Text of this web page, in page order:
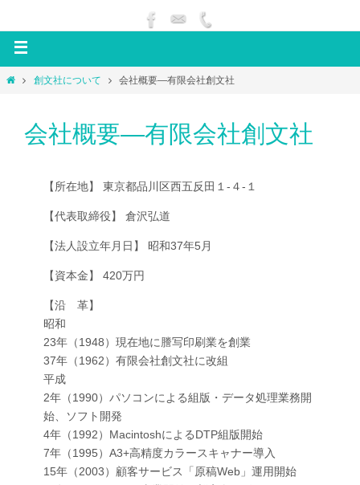
創文社について 会社概要―有限会社創文社
会社概要―有限会社創文社
【所在地】 東京都品川区西五反田１-４-１
【代表取締役】 倉沢弘道
【法人設立年月日】 昭和37年5月
【資本金】 420万円
【沿 革】
昭和
23年（1948）現在地に謄写印刷業を創業
37年（1962）有限会社創文社に改組
平成
2年（1990）パソコンによる組版・データ処理業務開
始、ソフト開発
4年（1992）MacintoshによるDTP組版開始
7年（1995）A3+高精度カラースキャナー導入
15年（2003）顧客サービス「原稿Web」運用開始